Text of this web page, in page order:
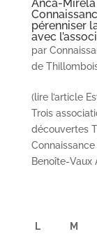
Anca-
pérenniser
avec
par
de
(lire l’article
Trois
découvertes
Benoîte-Vaux
L M